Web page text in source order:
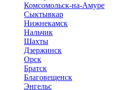
Комсомольск-на-Амуре
Сыктывкар
Нижнекамск
Нальчик
Шахты
Дзержинск
Орск
Братск
Благовещенск
Энгельс